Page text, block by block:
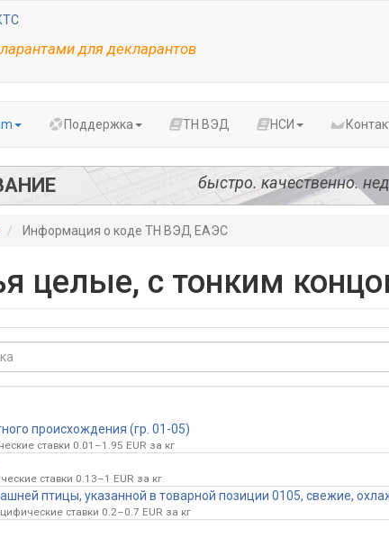
для декларантов
Поддержка ТН ВЭД НСИ
быстро. качественно.
Информация о коде ТН ВЭД ЕАЭС
целые, с тонким
происхождения (гр. 01-05)
ставки 0.01–1.95 EUR за кг
ставки 0.13–1 EUR за кг
птицы, указанной в товарной позиции 0105, свежие,
ставки 0.2–0.7 EUR за кг